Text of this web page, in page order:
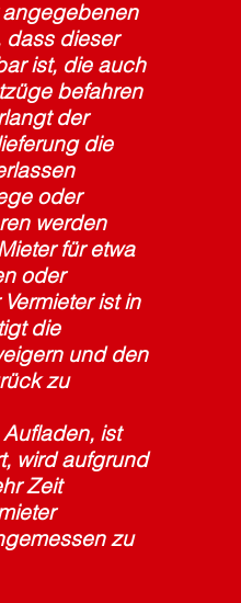
dass dieser
ist, die auch
befahren
der
die
oder
werden
für etwa
oder
ist in
die
und den
zu
ist
wird aufgrund
Zeit
zu